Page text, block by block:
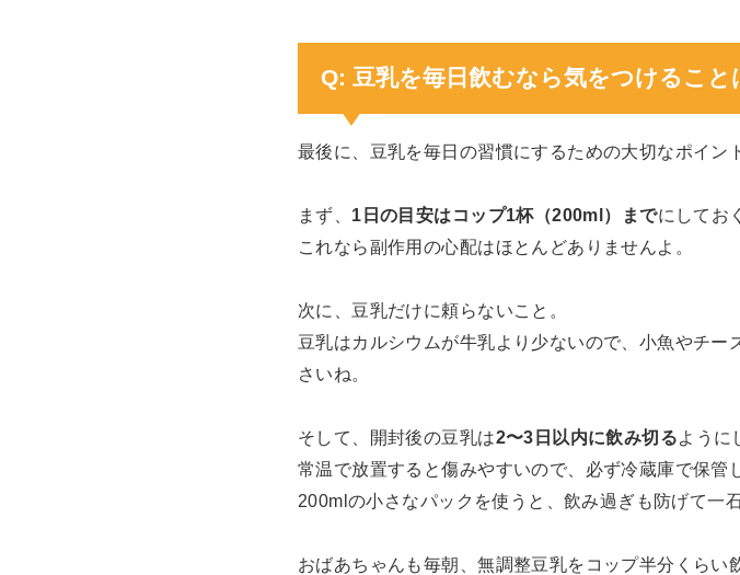
Q: 豆乳を毎日飲むなら気をつけること
最後に、豆乳を毎日の習慣にするための大切なポイン
まず、 1日の目安はコップ1杯（200ml）までにしてお
これなら副作用の心配はほとんどありませんよ。
次に、豆乳だけに頼らないこと。
豆乳はカルシウムが牛乳より少ないので、小魚やチー
さいね。
そして、開封後の豆乳は2〜3日以内に飲み切るように
常温で放置すると傷みやすいので、必ず冷蔵庫で保管
200mlの小さなパックを使うと、飲み過ぎも防げて一
おばあちゃんも毎朝、無調整豆乳をコップ半分くらい